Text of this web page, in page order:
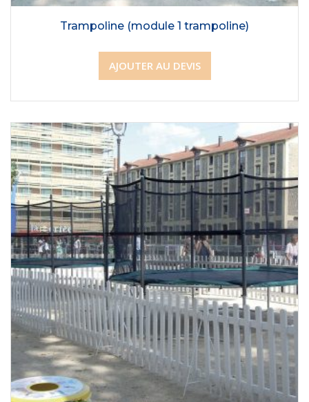
Trampoline (module 1 trampoline)
AJOUTER AU DEVIS